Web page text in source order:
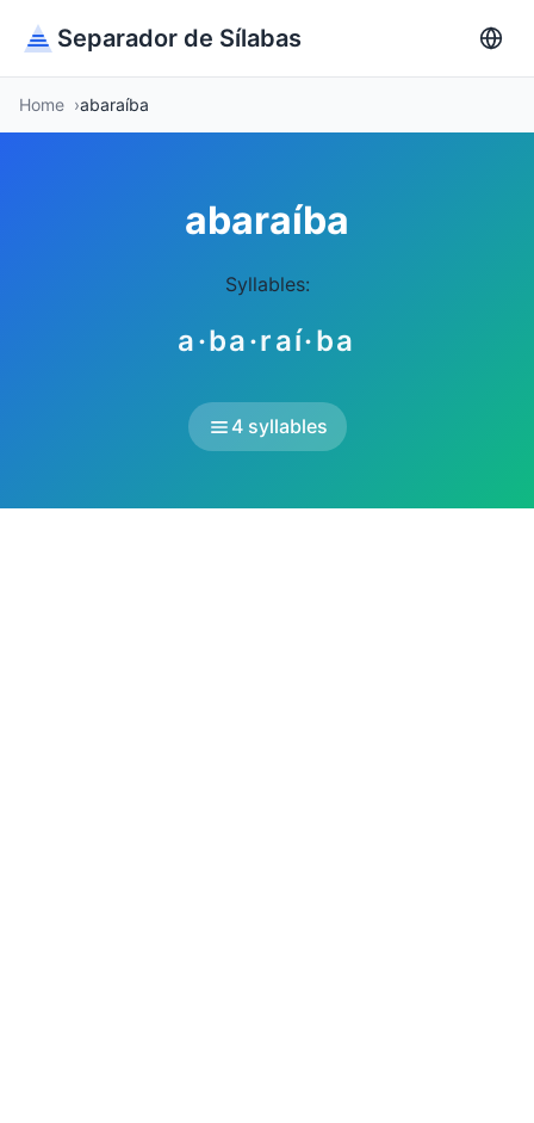
Separador de Sílabas
Home abaraíba
abaraíba
Syllables:
a·ba·raí·ba
4 syllables